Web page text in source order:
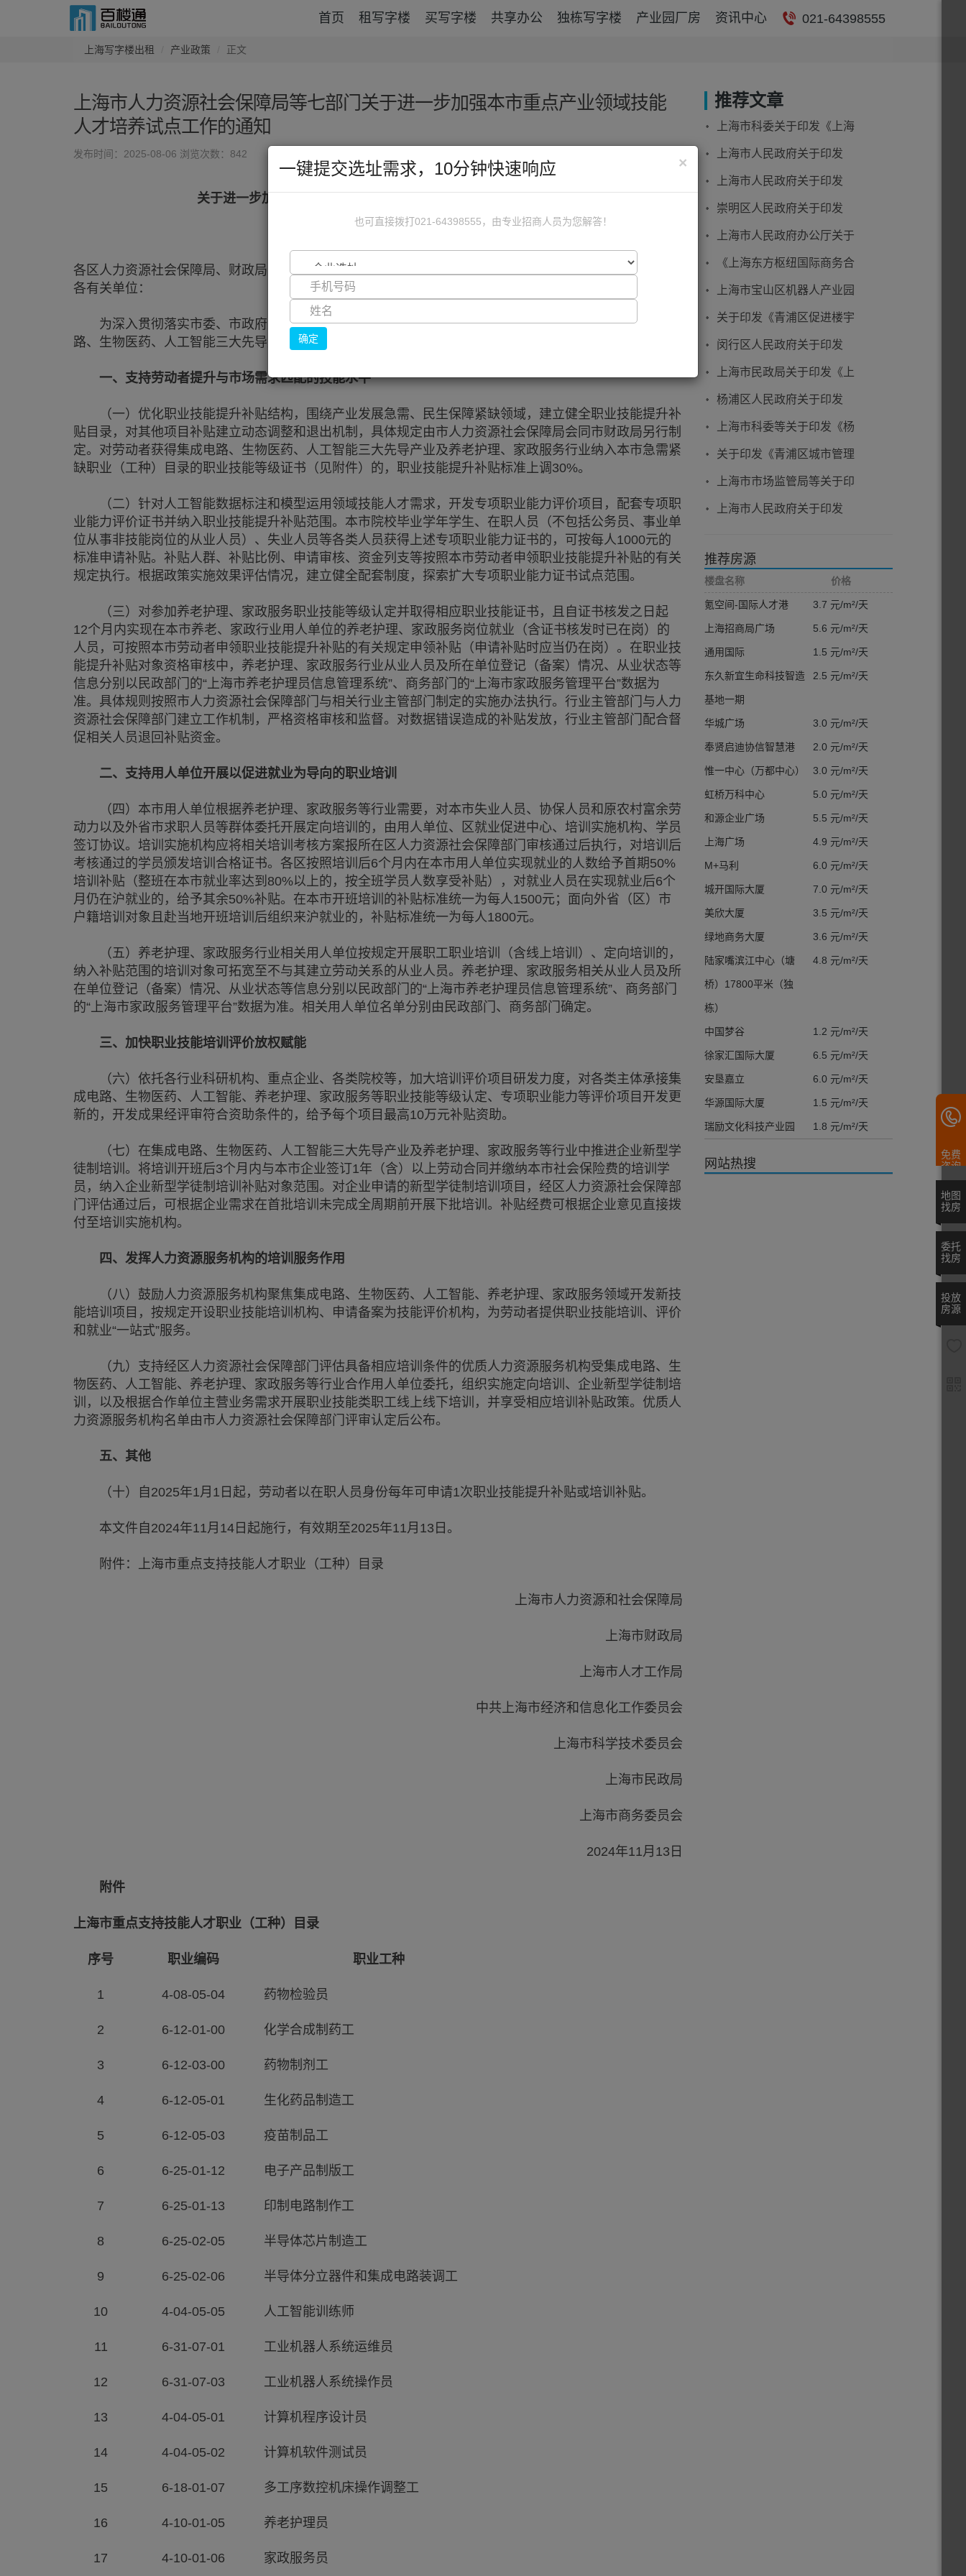
首页 租写字楼 买写字楼 共享办公 独栋写字楼 产业园厂房 资讯中心 021-64398555
上海写字楼出租 产业政策 正文
上海市人力资源社会保障局等七部门关于进一步加强本市重点产业领域技能
人才培养试点工作的通知
发布时间：2025-08-06 浏览次数：842
关于进一步加强本市重点产业领域技能人才培养试点工作的通知
各区人力资源社会保障局、财政局、人才工作局、产业主管部门、科技主管部门、民政局、商务主管部门，
各有关单位：
为深入贯彻落实市委、市政府决策部署，推进本市重点行业技能人才队伍建设，现就进一步加强集成电
路、生物医药、人工智能三大先导产业以及养老护理、家政服务行业技能人才培养试点工作通知如下：
一、支持劳动者提升与市场需求匹配的技能水平
（一）优化职业技能提升补贴结构，围绕产业发展急需、民生保障紧缺领域，建立健全职业技能提升补
贴目录，对其他项目补贴建立动态调整和退出机制，具体规定由市人力资源社会保障局会同市财政局另行制
定。对劳动者获得集成电路、生物医药、人工智能三大先导产业及养老护理、家政服务行业纳入本市急需紧
缺职业（工种）目录的职业技能等级证书（见附件）的，职业技能提升补贴标准上调30%。
（二）针对人工智能数据标注和模型运用领域技能人才需求，开发专项职业能力评价项目，配套专项职
业能力评价证书并纳入职业技能提升补贴范围。本市院校毕业学年学生、在职人员（不包括公务员、事业单
位从事非技能岗位的从业人员）、失业人员等各类人员获得上述专项职业能力证书的，可按每人1000元的
标准申请补贴。补贴人群、补贴比例、申请审核、资金列支等按照本市劳动者申领职业技能提升补贴的有关
规定执行。根据政策实施效果评估情况，建立健全配套制度，探索扩大专项职业能力证书试点范围。
（三）对参加养老护理、家政服务职业技能等级认定并取得相应职业技能证书，且自证书核发之日起
12个月内实现在本市养老、家政行业用人单位的养老护理、家政服务岗位就业（含证书核发时已在岗）的
人员，可按照本市劳动者申领职业技能提升补贴的有关规定申领补贴（申请补贴时应当仍在岗）。在职业技
能提升补贴对象资格审核中，养老护理、家政服务行业从业人员及所在单位登记（备案）情况、从业状态等
信息分别以民政部门的“上海市养老护理员信息管理系统”、商务部门的“上海市家政服务管理平台”数据为
准。具体规则按照市人力资源社会保障部门与相关行业主管部门制定的实施办法执行。行业主管部门与人力
资源社会保障部门建立工作机制，严格资格审核和监督。对数据错误造成的补贴发放，行业主管部门配合督
促相关人员退回补贴资金。
二、支持用人单位开展以促进就业为导向的职业培训
（四）本市用人单位根据养老护理、家政服务等行业需要，对本市失业人员、协保人员和原农村富余劳
动力以及外省市求职人员等群体委托开展定向培训的，由用人单位、区就业促进中心、培训实施机构、学员
签订协议。培训实施机构应将相关培训考核方案报所在区人力资源社会保障部门审核通过后执行，对培训后
考核通过的学员颁发培训合格证书。各区按照培训后6个月内在本市用人单位实现就业的人数给予首期50%
培训补贴（整班在本市就业率达到80%以上的，按全班学员人数享受补贴），对就业人员在实现就业后6个
月仍在沪就业的，给予其余50%补贴。在本市开班培训的补贴标准统一为每人1500元；面向外省（区）市
户籍培训对象且赴当地开班培训后组织来沪就业的，补贴标准统一为每人1800元。
（五）养老护理、家政服务行业相关用人单位按规定开展职工职业培训（含线上培训）、定向培训的，
纳入补贴范围的培训对象可拓宽至不与其建立劳动关系的从业人员。养老护理、家政服务相关从业人员及所
在单位登记（备案）情况、从业状态等信息分别以民政部门的“上海市养老护理员信息管理系统”、商务部门
的“上海市家政服务管理平台”数据为准。相关用人单位名单分别由民政部门、商务部门确定。
三、加快职业技能培训评价放权赋能
（六）依托各行业科研机构、重点企业、各类院校等，加大培训评价项目研发力度，对各类主体承接集
成电路、生物医药、人工智能、养老护理、家政服务等职业技能等级认定、专项职业能力等评价项目开发更
新的，开发成果经评审符合资助条件的，给予每个项目最高10万元补贴资助。
（七）在集成电路、生物医药、人工智能三大先导产业及养老护理、家政服务等行业中推进企业新型学
徒制培训。将培训开班后3个月内与本市企业签订1年（含）以上劳动合同并缴纳本市社会保险费的培训学
员，纳入企业新型学徒制培训补贴对象范围。对企业申请的新型学徒制培训项目，经区人力资源社会保障部
门评估通过后，可根据企业需求在首批培训未完成全周期前开展下批培训。补贴经费可根据企业意见直接拨
付至培训实施机构。
四、发挥人力资源服务机构的培训服务作用
（八）鼓励人力资源服务机构聚焦集成电路、生物医药、人工智能、养老护理、家政服务领域开发新技
能培训项目，按规定开设职业技能培训机构、申请备案为技能评价机构，为劳动者提供职业技能培训、评价
和就业“一站式”服务。
（九）支持经区人力资源社会保障部门评估具备相应培训条件的优质人力资源服务机构受集成电路、生
物医药、人工智能、养老护理、家政服务等行业合作用人单位委托，组织实施定向培训、企业新型学徒制培
训，以及根据合作单位主营业务需求开展职业技能类职工线上线下培训，并享受相应培训补贴政策。优质人
力资源服务机构名单由市人力资源社会保障部门评审认定后公布。
五、其他
（十）自2025年1月1日起，劳动者以在职人员身份每年可申请1次职业技能提升补贴或培训补贴。
本文件自2024年11月14日起施行，有效期至2025年11月13日。
附件：上海市重点支持技能人才职业（工种）目录
上海市人力资源和社会保障局
上海市财政局
上海市人才工作局
中共上海市经济和信息化工作委员会
上海市科学技术委员会
上海市民政局
上海市商务委员会
2024年11月13日
附件
上海市重点支持技能人才职业（工种）目录
序号 职业编码 职业工种
1 4-08-05-04 药物检验员
2 6-12-01-00 化学合成制药工
3 6-12-03-00 药物制剂工
4 6-12-05-01 生化药品制造工
5 6-12-05-03 疫苗制品工
6 6-25-01-12 电子产品制版工
7 6-25-01-13 印制电路制作工
8 6-25-02-05 半导体芯片制造工
9 6-25-02-06 半导体分立器件和集成电路装调工
10 4-04-05-05 人工智能训练师
11 6-31-07-01 工业机器人系统运维员
12 6-31-07-03 工业机器人系统操作员
13 4-04-05-01 计算机程序设计员
14 4-04-05-02 计算机软件测试员
15 6-18-01-07 多工序数控机床操作调整工
16 4-10-01-05 养老护理员
17 4-10-01-06 家政服务员
推荐文章
上海市科委关于印发《上海
市促进科学仪器和科研试剂
上海市人民政府关于印发
《上海市落实〈全面对接国
水平制度型开放总体方案〉
的实施方案》的通知
上海市人民政府关于印发
《上海市海外人才居住证管
崇明区人民政府关于印发
《上海市崇明区国家生态文
上海市人民政府办公厅关于
印发《上海市高危险性体育
《上海东方枢纽国际商务合
作区管理办法》（沪府令22
上海市宝山区机器人产业园
招商引资投资网-企业投资决
关于印发《青浦区促进楼宇
经济高质量发展的扶持办
闵行区人民政府关于印发
《上海市闵行区经营主体住
上海市民政局关于印发《上
海市养老机构品质提升三年
杨浦区人民政府关于印发
《杨浦区关于加快培育发展
产业体系的政策指引》的通
知
上海市科委等关于印发《杨
“数”浦新质秀带创新区建设
关于印发《青浦区城市管理
精细化三年行动计划
上海市市场监管局等关于印
发《上海市服务业发展引导
上海市人民政府关于印发
础设施建设行动方案
（2023-2026年）》的通知
推荐房源
楼盘名称 价格
氪空间-国际人才港 3.7 元/m²/天
上海招商局广场 5.6 元/m²/天
通用国际 1.5 元/m²/天
东久新宜生命科技智造
基地一期
2.5 元/m²/天
华城广场 3.0 元/m²/天
奉贤启迪协信智慧港 2.0 元/m²/天
惟一中心（万都中心） 3.0 元/m²/天
虹桥万科中心 5.0 元/m²/天
和源企业广场 5.5 元/m²/天
上海广场 4.9 元/m²/天
M+马利 6.0 元/m²/天
城开国际大厦 7.0 元/m²/天
美欣大厦 3.5 元/m²/天
绿地商务大厦 3.6 元/m²/天
陆家嘴滨江中心（塘
桥）17800平米（独
栋）
4.8 元/m²/天
中国梦谷 1.2 元/m²/天
徐家汇国际大厦 6.5 元/m²/天
安垦嘉立 6.0 元/m²/天
华源国际大厦 1.5 元/m²/天
瑞励文化科技产业园 1.8 元/m²/天
网站热搜
免费
咨询
地图
找房
委托
找房
投放
房源
×
一键提交选址需求，10分钟快速响应
也可直接拨打021-64398555，由专业招商人员为您解答！
确定